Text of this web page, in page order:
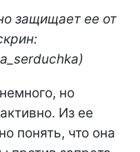
защищает ее от
но
Из ее
понять, что она